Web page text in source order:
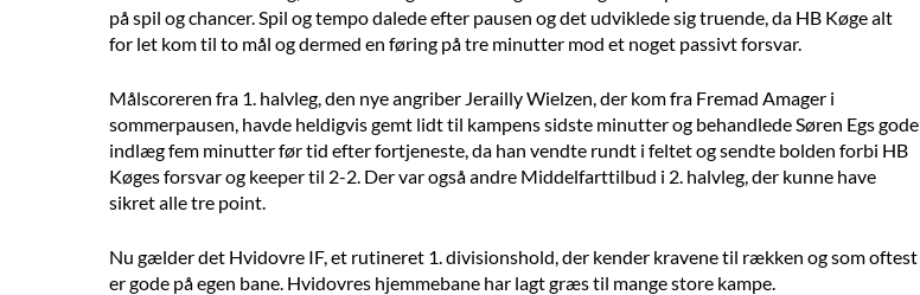
på spil og chancer. Spil og tempo dalede efter pausen og det udviklede sig truende, da HB Køge alt
for let kom til to mål og dermed en føring på tre minutter mod et noget passivt forsvar.
Målscoreren fra 1. halvleg, den nye angriber Jerailly Wielzen, der kom fra Fremad Amager i
sommerpausen, havde heldigvis gemt lidt til kampens sidste minutter og behandlede Søren Egs gode
indlæg fem minutter før tid efter fortjeneste, da han vendte rundt i feltet og sendte bolden forbi HB
Køges forsvar og keeper til 2-2. Der var også andre Middelfarttilbud i 2. halvleg, der kunne have
sikret alle tre point.
Nu gælder det Hvidovre IF, et rutineret 1. divisionshold, der kender kravene til rækken og som oftest
er gode på egen bane. Hvidovres hjemmebane har lagt græs til mange store kampe.